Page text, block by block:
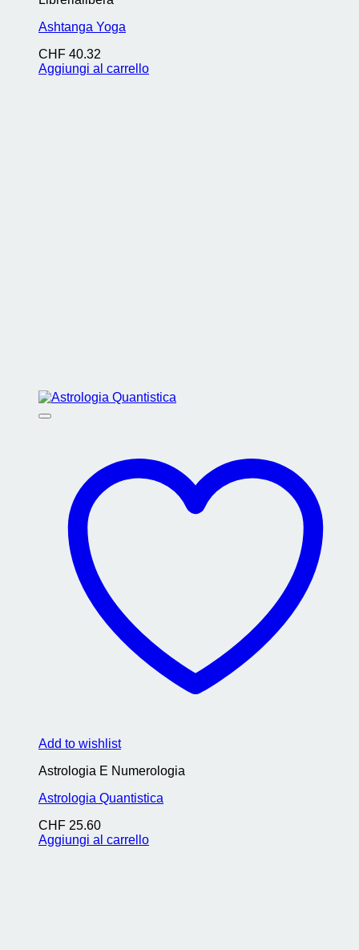
Ashtanga Yoga
CHF 40.32
Aggiungi al carrello
Add to wishlist
Astrologia E Numerologia
Astrologia Quantistica
CHF 25.60
Aggiungi al carrello